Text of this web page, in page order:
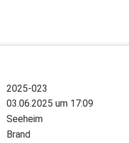
2025-023
03.06.2025 um 17:09
Seeheim
Brand